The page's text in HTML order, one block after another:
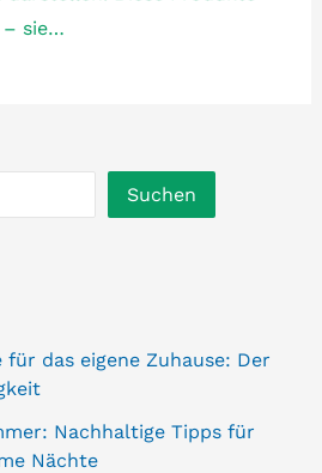
– sie…
Suchen
für das eigene Zuhause: Der
Nachhaltige Tipps für
Nächte